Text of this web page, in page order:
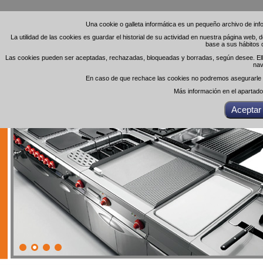
Una cookie o galleta informática es un pequeño archivo de
La utilidad de las cookies es guardar el historial de su actividad en nuestra página
base a sus hábitos
Las cookies pueden ser aceptadas, rechazadas, bloqueadas y borradas, según desee.
En caso de que rechace las cookies no podremos
Más información en el
Una cookie o galleta informática es un pequeño archivo de
La utilidad de las cookies es guardar el historial de su actividad en nuestra página
base a sus hábitos
Las cookies pueden ser aceptadas, rechazadas, bloqueadas y borradas, según desee.
En caso de que rechace las cookies no podremos
Más información en el